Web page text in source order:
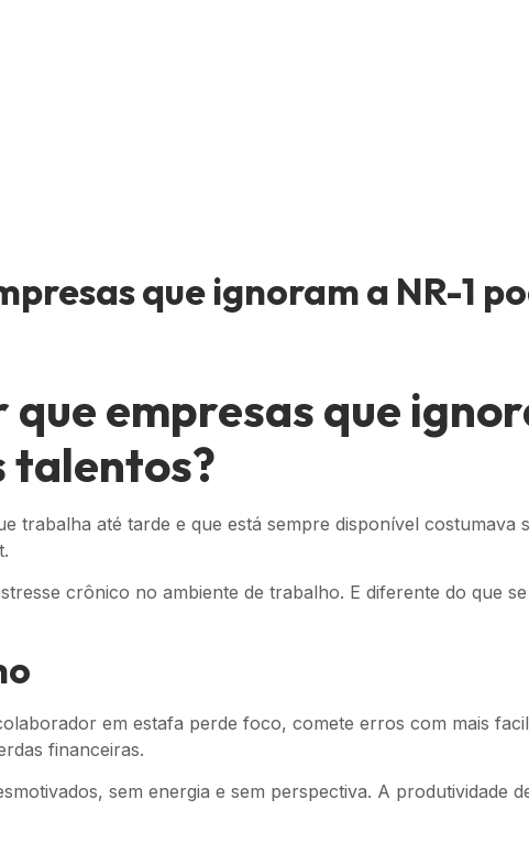
que ignoram a NR-1
empresas que
talentos?
até tarde e que está sempre disponível costumava
crônico no ambiente de trabalho. E diferente do que
em estafa perde foco, comete erros com mais
financeiras.
sem energia e sem perspectiva. A produtividade